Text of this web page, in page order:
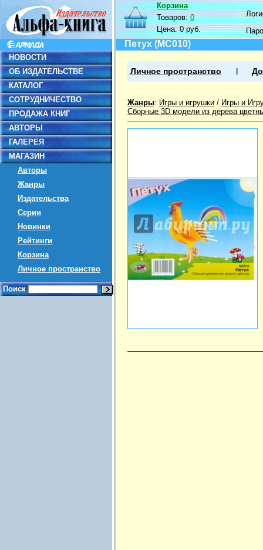
НОВОСТИ
ОБ ИЗДАТЕЛЬСТВЕ
КАТАЛОГ
СОТРУДНИЧЕСТВО
ПРОДАЖА КНИГ
АВТОРЫ
ГАЛЕРЕЯ
МАГАЗИН
Авторы
Жанры
Издательства
Серии
Новинки
Рейтинги
Корзина
Личное пространство
Поиск
Корзина
Товаров:0
Цена:0 руб.
Петух (MC010)
Личное пространство
Жанры: Игры и игрушки / Игры и
Сборные 3D модели из дерева